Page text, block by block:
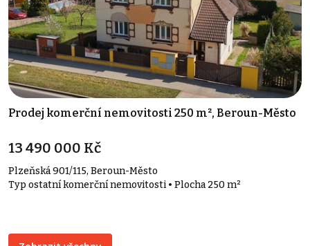
Prodej komerční nemovitosti 250 m², Beroun-Město
13 490 000 Kč
Plzeňská 901/115, Beroun-Město
Typ ostatní komerční nemovitosti • Plocha 250 m²